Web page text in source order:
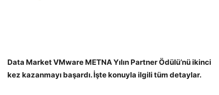
Data Market VMware METNA Yılın Partner Ödülü’nü ikinci
kez kazanmayı başardı. İşte konuyla ilgili tüm detaylar.